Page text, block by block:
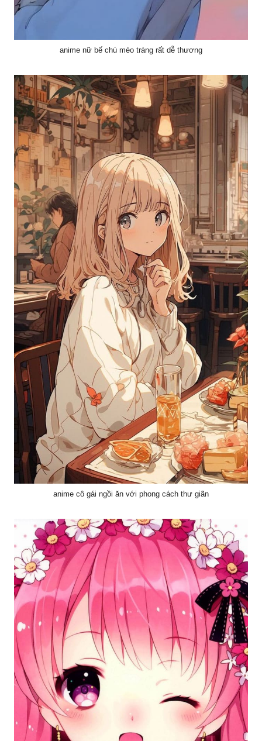
anime nữ bế chú mèo tráng rất dễ thương
anime cô gái ngồi ăn với phong cách thư giãn